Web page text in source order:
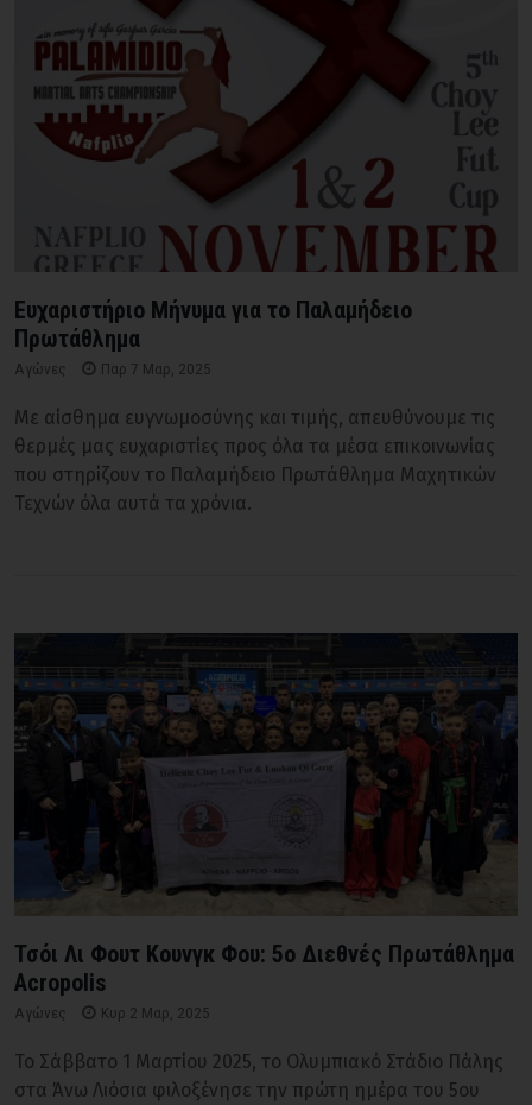
Ευχαριστήριο Μήνυμα για το Παλαμήδειο
Πρωτάθλημα
Αγώνες Παρ 7 Μαρ, 2025
Με αίσθημα ευγνωμοσύνης και τιμής, απευθύνουμε τις
θερμές μας ευχαριστίες προς όλα τα μέσα επικοινωνίας
που στηρίζουν το Παλαμήδειο Πρωτάθλημα Μαχητικών
Τεχνών όλα αυτά τα χρόνια.
Τσόι Λι Φουτ Κουνγκ Φου: 5ο Διεθνές Πρωτάθλημα
Acropolis
Αγώνες Κυρ 2 Μαρ, 2025
Το Σάββατο 1 Μαρτίου 2025, το Ολυμπιακό Στάδιο Πάλης
στα Άνω Λιόσια φιλοξένησε την πρώτη ημέρα του 5ου